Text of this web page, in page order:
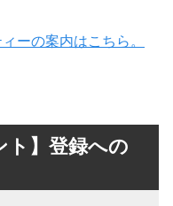
ーの案内はこちら。
ト】登録への